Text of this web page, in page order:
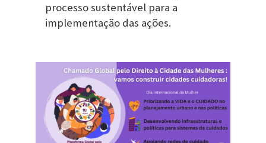
processo sustentável para a
implementação das ações.